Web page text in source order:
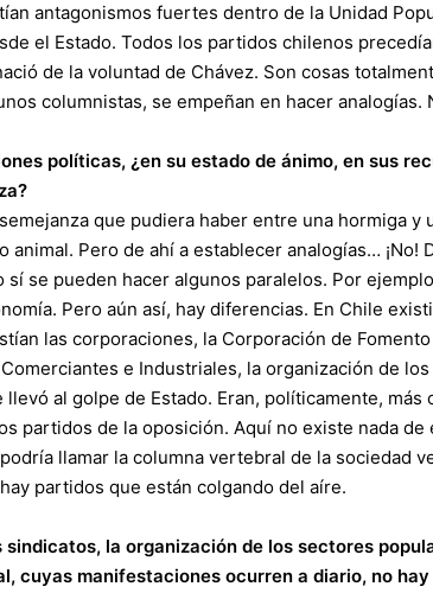
antagonismos fuertes dentro de la Unidad
el Estado. Todos los partidos chilenos
de la voluntad de Chávez. Son cosas
columnistas, se empeñan en hacer analogías.
políticas, ¿en su estado de ánimo, en sus
que pudiera haber entre una hormiga y
Pero de ahí a establecer analogías… ¡No!
se pueden hacer algunos paralelos. Por
Pero aún así, hay diferencias. En Chile
las corporaciones, la Corporación de
e Industriales, la organización de
al golpe de Estado. Eran, políticamente,
partidos de la oposición. Aquí no existe nada de
llamar la columna vertebral de la sociedad
partidos que están colgando del aíre.
sindicatos, la organización de los sectores
cuyas manifestaciones ocurren a diario, no